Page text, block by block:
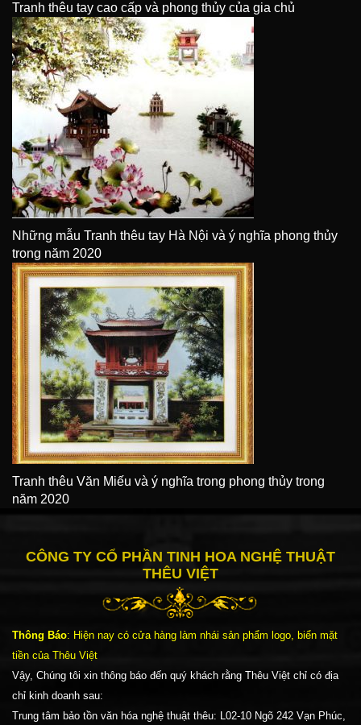
Tranh thêu tay cao cấp và phong thủy của gia chủ
Những mẫu Tranh thêu tay Hà Nội và ý nghĩa phong thủy
trong năm 2020
Tranh thêu Văn Miếu và ý nghĩa trong phong thủy trong
năm 2020
CÔNG TY CỔ PHẦN TINH HOA NGHỆ THUẬT
THÊU VIỆT
Thông Báo: Hiện nay có cửa hàng làm nhái sản phẩm logo, biển mặt
tiền của Thêu Việt
Vậy, Chúng tôi xin thông báo đến quý khách rằng Thêu Việt chỉ có địa
chỉ kinh doanh sau:
Trung tâm bảo tồn văn hóa nghệ thuật thêu: L02-10 Ngõ 242 Vạn Phúc,